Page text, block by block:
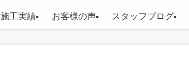
施工実績 お客様の声 スタッフブログ